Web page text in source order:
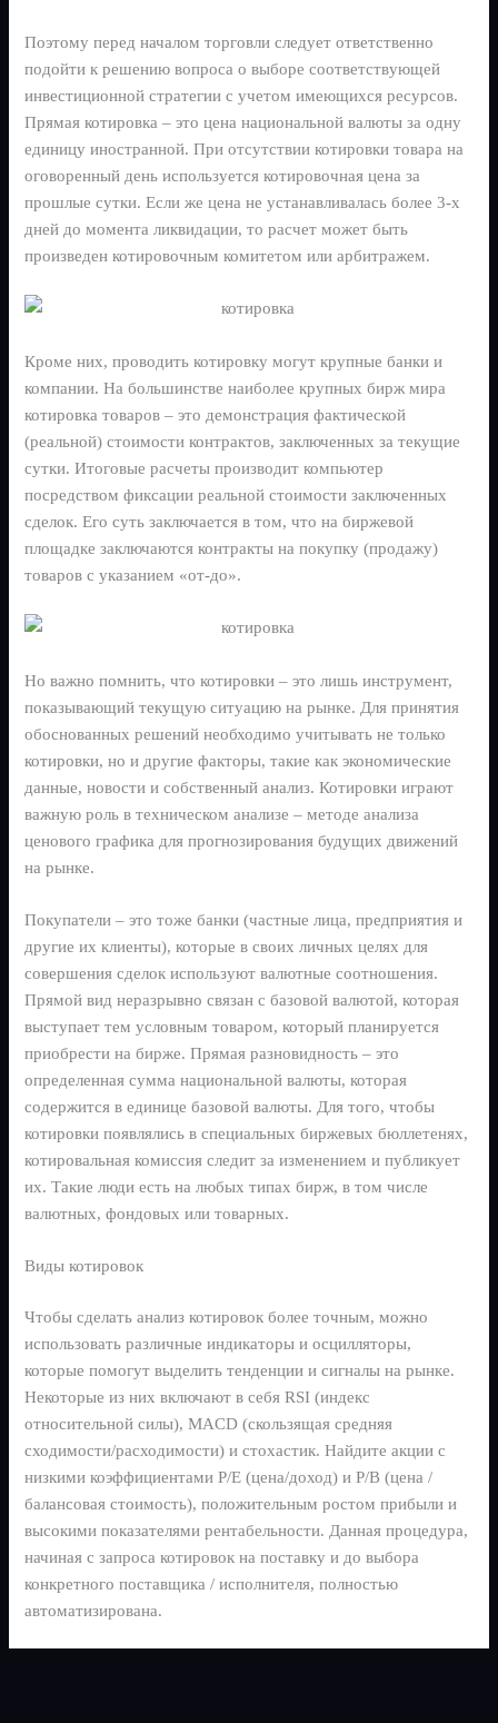
Поэтому перед началом торговли следует ответственно
подойти к решению вопроса о выборе соответствующей
инвестиционной стратегии с учетом имеющихся ресурсов.
Прямая котировка – это цена национальной валюты за одну
единицу иностранной. При отсутствии котировки товара на
оговоренный день используется котировочная цена за
прошлые сутки. Если же цена не устанавливалась более 3-х
дней до момента ликвидации, то расчет может быть
произведен котировочным комитетом или арбитражем.
Кроме них, проводить котировку могут крупные банки и
компании. На большинстве наиболее крупных бирж мира
котировка товаров – это демонстрация фактической
(реальной) стоимости контрактов, заключенных за текущие
сутки. Итоговые расчеты производит компьютер
посредством фиксации реальной стоимости заключенных
сделок. Его суть заключается в том, что на биржевой
площадке заключаются контракты на покупку (продажу)
товаров с указанием «от-до».
Но важно помнить, что котировки – это лишь инструмент,
показывающий текущую ситуацию на рынке. Для принятия
обоснованных решений необходимо учитывать не только
котировки, но и другие факторы, такие как экономические
данные, новости и собственный анализ. Котировки играют
важную роль в техническом анализе – методе анализа
ценового графика для прогнозирования будущих движений
на рынке.
Покупатели – это тоже банки (частные лица, предприятия и
другие их клиенты), которые в своих личных целях для
совершения сделок используют валютные соотношения.
Прямой вид неразрывно связан с базовой валютой, которая
выступает тем условным товаром, который планируется
приобрести на бирже. Прямая разновидность – это
определенная сумма национальной валюты, которая
содержится в единице базовой валюты. Для того, чтобы
котировки появлялись в специальных биржевых бюллетенях,
котировальная комиссия следит за изменением и публикует
их. Такие люди есть на любых типах бирж, в том числе
валютных, фондовых или товарных.
Виды котировок
Чтобы сделать анализ котировок более точным, можно
использовать различные индикаторы и осцилляторы,
которые помогут выделить тенденции и сигналы на рынке.
Некоторые из них включают в себя RSI (индекс
относительной силы), MACD (скользящая средняя
сходимости/расходимости) и стохастик. Найдите акции с
низкими коэффициентами P/E (цена/доход) и P/B (цена /
балансовая стоимость), положительным ростом прибыли и
высокими показателями рентабельности. Данная процедура,
начиная с запроса котировок на поставку и до выбора
конкретного поставщика / исполнителя, полностью
автоматизирована.